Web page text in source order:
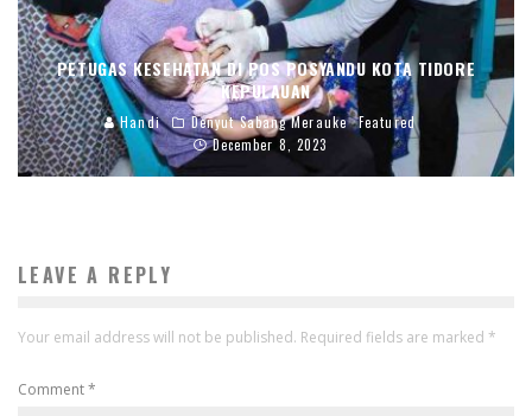
PETUGAS KESEHATAN DI POS POSYANDU KOTA TIDORE
KEPULAUAN
Handi Denyut Sabang Merauke
Featured
December 8, 2023
LEAVE A REPLY
Your email address will not be published. Required fields are marked *
Comment*